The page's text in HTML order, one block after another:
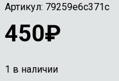
Артикул: 79259e6c371c
450₽
1 в наличии